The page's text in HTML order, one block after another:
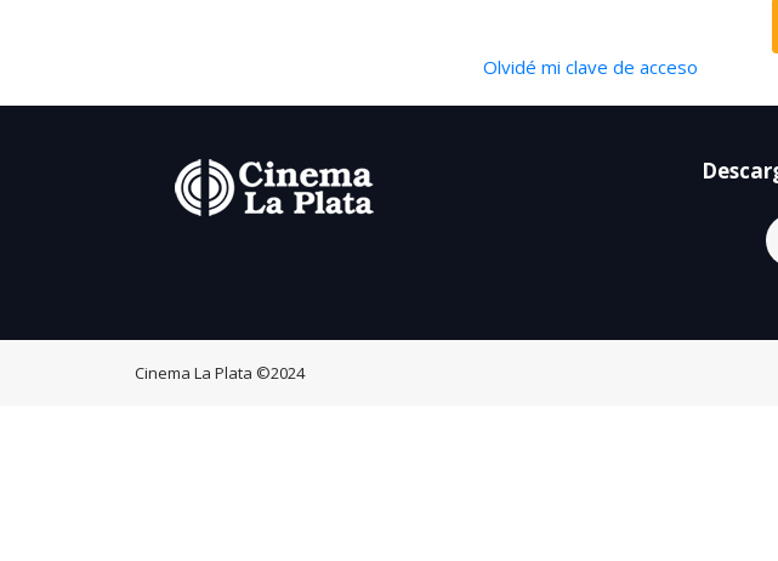
Olvidé mi clave de acceso
Cinema La Plata ©2024